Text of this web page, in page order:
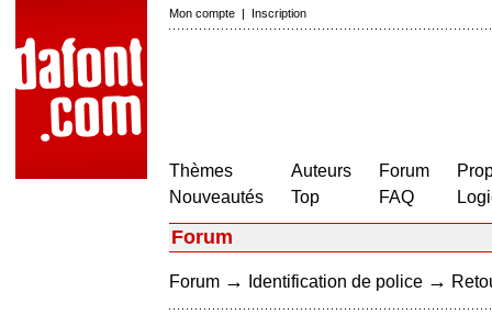
Mon compte | Inscription
Thèmes
Nouveautés
Auteurs
Top
Forum
FAQ
Forum
Forum → Identification de police →